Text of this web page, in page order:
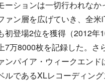
ーションは一切行われな
ァン層を広げていき、全
初登場2位を獲得（2012年
7万8000枚を記録した。さ
ンパイア・ウィークエン
ルであるXLレコーディン